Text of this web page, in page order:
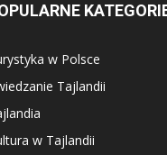
w Polsce
Tajlandii
w Tajlandii